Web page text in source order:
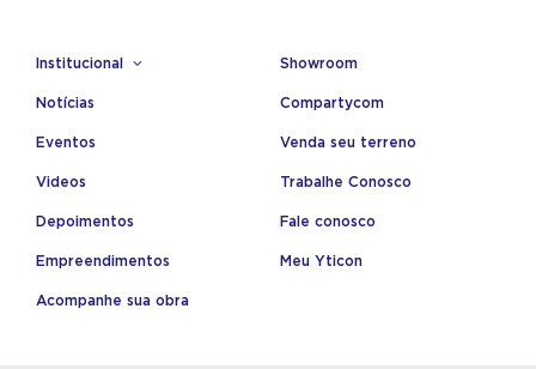
Institucional
Notícias
Eventos
Videos
Depoimentos
Empreendimentos
Acompanhe sua obra
Showroom
Compartycom
Venda seu terreno
Trabalhe Conosco
Fale conosco
Meu Yticon